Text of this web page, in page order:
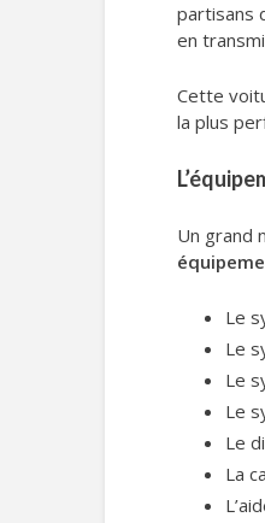
partisans
en
Cette
la plus
Un grand
Le
Le
Le
Le
Le
La